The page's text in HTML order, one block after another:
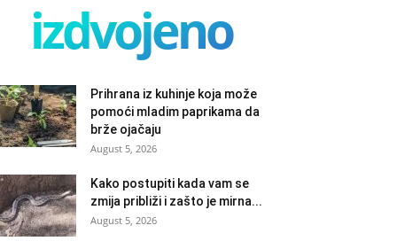
izdvojeno
Prihrana iz kuhinje koja može
pomoći mladim paprikama da
brže ojačaju
August 5, 2026
Kako postupiti kada vam se
zmija približi i zašto je mirna...
August 5, 2026